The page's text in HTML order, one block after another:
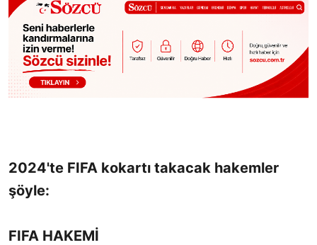
2024'te FIFA kokartı takacak hakemler
şöyle:
FIFA HAKEMİ